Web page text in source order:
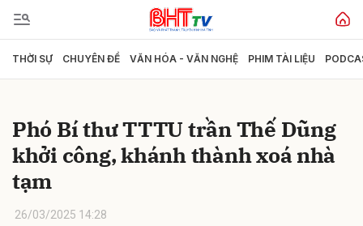
THỜI SỰ CHUYÊN ĐỀ VĂN HÓA - VĂN NGHỆ PHIM TÀI LIỆU
Phó Bí thư TTTU trần Thế Dũng
khởi công, khánh thành xoá nhà
tạm
26/03/2025 14:28
Gửi bình luận